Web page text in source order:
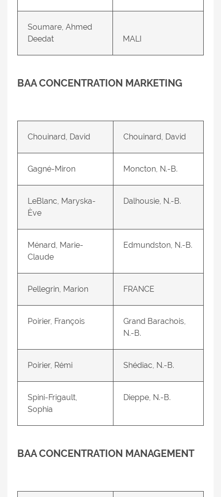
Soumare, Ahmed
Deedat
MALI
BAA CONCENTRATION MARKETING
Chouinard, David Chouinard, David
Gagné-Miron Moncton, N.-B.
LeBlanc, Maryska-
Ève
Dalhousie, N.-B.
Ménard, Marie-
Claude
Edmundston, N.-B.
Pellegrin, Marion FRANCE
Poirier, François
Grand Barachois,
N.-B.
Poirier, Rémi Shédiac, N.-B.
Spini-Frigault,
Sophia
Dieppe, N.-B.
BAA CONCENTRATION MANAGEMENT